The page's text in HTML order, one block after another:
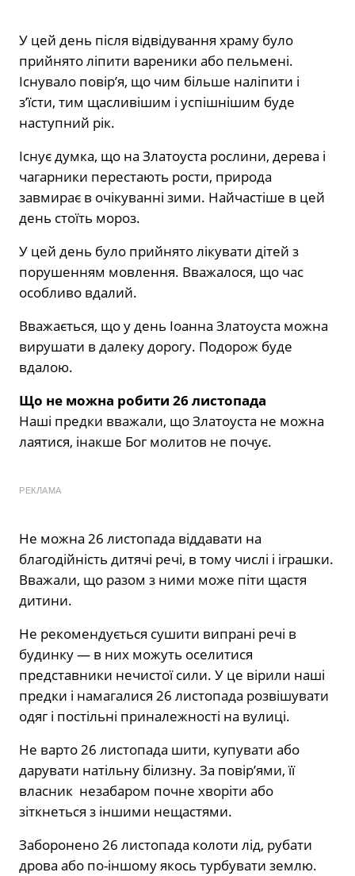
У цей день після відвідування храму було
прийнято ліпити вареники або пельмені.
Існувало повір’я, що чим більше наліпити і
з’їсти, тим щасливішим і успішнішим буде
наступний рік.
Існує думка, що на Златоуста рослини, дерева і
чагарники перестають рости, природа
завмирає в очікуванні зими. Найчастіше в цей
день стоїть мороз.
У цей день було прийнято лікувати дітей з
порушенням мовлення. Вважалося, що час
особливо вдалий.
Вважається, що у день Іоанна Златоуста можна
вирушати в далеку дорогу. Подорож буде
вдалою.
Що не можна робити 26 листопада
Наші предки вважали, що Златоуста не можна
лаятися, інакше Бог молитов не почує.
РЕКЛАМА
Не можна 26 листопада віддавати на
благодійність дитячі речі, в тому числі і іграшки.
Вважали, що разом з ними може піти щастя
дитини.
Не рекомендується сушити випрані речі в
будинку — в них можуть оселитися
представники нечистої сили. У це вірили наші
предки і намагалися 26 листопада розвішувати
одяг і постільні приналежності на вулиці.
Не варто 26 листопада шити, купувати або
дарувати натільну білизну. За повір’ями, її
власник незабаром почне хворіти або
зіткнеться з іншими нещастями.
Заборонено 26 листопада колоти лід, рубати
дрова або по-іншому якось турбувати землю.